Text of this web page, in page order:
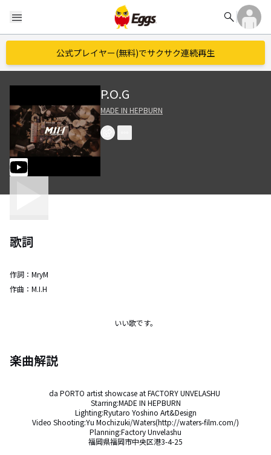
menu search
公式プレイヤー(無料)でサクサク連続再生
P.O.G
MADE IN HEPBURN
歌詞
作詞： MryM
作曲： M.I.H
いい歌です。
楽曲解説
da PORTO artist showcase at FACTORY UNVELASHU
Starring:MADE IN HEPBURN
Lighting:Ryutaro Yoshino Art&Design
Video Shooting:Yu Mochizuki/Waters(http://waters-film.com/)
Planning:Factory Unvelashu
福岡県福岡市中央区港3-4-25